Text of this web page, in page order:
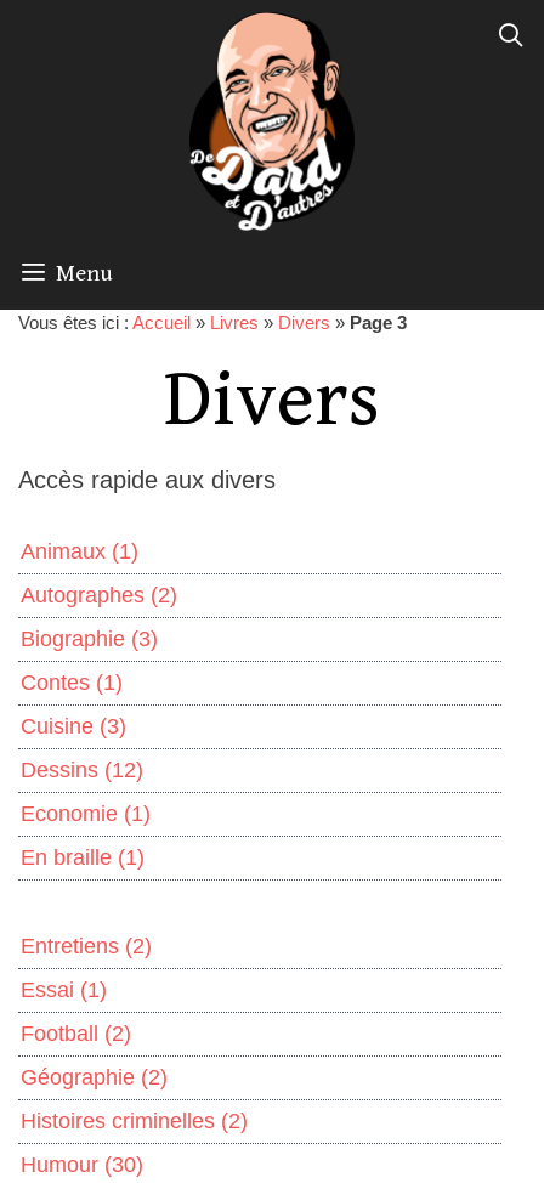
Menu
Vous êtes ici : Accueil » Livres » Divers » Page 3
Divers
Accès rapide aux divers
Animaux (1)
Autographes (2)
Biographie (3)
Contes (1)
Cuisine (3)
Dessins (12)
Economie (1)
En braille (1)
Entretiens (2)
Essai (1)
Football (2)
Géographie (2)
Histoires criminelles (2)
Humour (30)